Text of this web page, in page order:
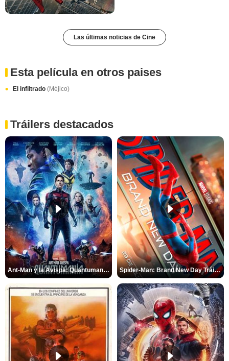
Las últimas noticias de Cine
Esta película en otros paises
El infiltrado (Méjico)
Tráilers destacados
Ant-Man y la Avispa: Quantumanía Tráiler (2) Spider-Man: Brand New Day Tráiler (3)